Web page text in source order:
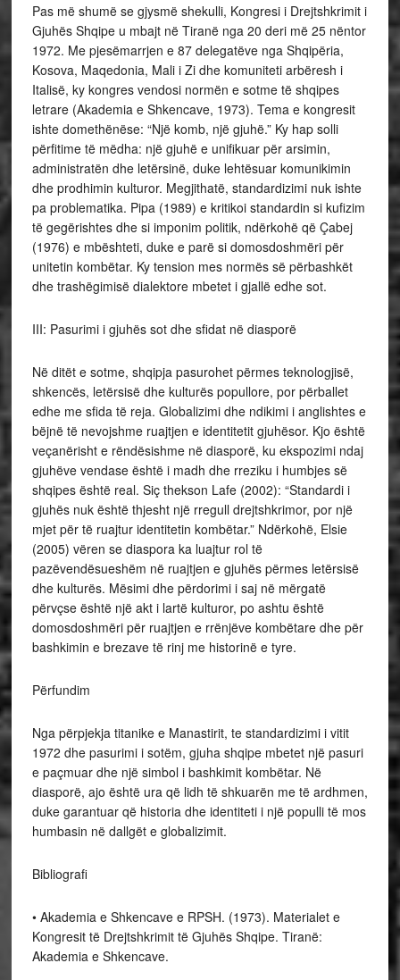
Pas më shumë se gjysmë shekulli, Kongresi i Drejtshkrimit i
Gjuhës Shqipe u mbajt në Tiranë nga 20 deri më 25 nëntor
1972. Me pjesëmarrjen e 87 delegatëve nga Shqipëria,
Kosova, Maqedonia, Mali i Zi dhe komuniteti arbëresh i
Italisë, ky kongres vendosi normën e sotme të shqipes
letrare (Akademia e Shkencave, 1973). Tema e kongresit
ishte domethënëse: “Një komb, një gjuhë.” Ky hap solli
përfitime të mëdha: një gjuhë e unifikuar për arsimin,
administratën dhe letërsinë, duke lehtësuar komunikimin
dhe prodhimin kulturor. Megjithatë, standardizimi nuk ishte
pa problematika. Pipa (1989) e kritikoi standardin si kufizim
të gegërishtes dhe si imponim politik, ndërkohë që Çabej
(1976) e mbështeti, duke e parë si domosdoshmëri për
unitetin kombëtar. Ky tension mes normës së përbashkët
dhe trashëgimisë dialektore mbetet i gjallë edhe sot.
III: Pasurimi i gjuhës sot dhe sfidat në diasporë
Në ditët e sotme, shqipja pasurohet përmes teknologjisë,
shkencës, letërsisë dhe kulturës popullore, por përballet
edhe me sfida të reja. Globalizimi dhe ndikimi i anglishtes e
bëjnë të nevojshme ruajtjen e identitetit gjuhësor. Kjo është
veçanërisht e rëndësishme në diasporë, ku ekspozimi ndaj
gjuhëve vendase është i madh dhe rreziku i humbjes së
shqipes është real. Siç thekson Lafe (2002): “Standardi i
gjuhës nuk është thjesht një rregull drejtshkrimor, por një
mjet për të ruajtur identitetin kombëtar.” Ndërkohë, Elsie
(2005) vëren se diaspora ka luajtur rol të
pazëvendësueshëm në ruajtjen e gjuhës përmes letërsisë
dhe kulturës. Mësimi dhe përdorimi i saj në mërgatë
përvçse është një akt i lartë kulturor, po ashtu është
domosdoshmëri për ruajtjen e rrënjëve kombëtare dhe për
bashkimin e brezave të rinj me historinë e tyre.
Përfundim
Nga përpjekja titanike e Manastirit, te standardizimi i vitit
1972 dhe pasurimi i sotëm, gjuha shqipe mbetet një pasuri
e paçmuar dhe një simbol i bashkimit kombëtar. Në
diasporë, ajo është ura që lidh të shkuarën me të ardhmen,
duke garantuar që historia dhe identiteti i një populli të mos
humbasin në dallgët e globalizimit.
Bibliografi
• Akademia e Shkencave e RPSH. (1973). Materialet e
Kongresit të Drejtshkrimit të Gjuhës Shqipe. Tiranë:
Akademia e Shkencave.